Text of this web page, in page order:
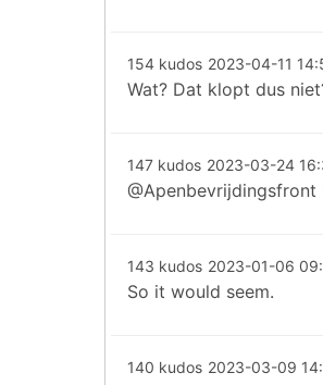
154 kudos 2023-04-11
Wat? Dat klopt dus
147 kudos 2023-03-24
@Apenbevrijdingsfront
143 kudos 2023-01-06
So it would seem.
140 kudos 2023-03-09